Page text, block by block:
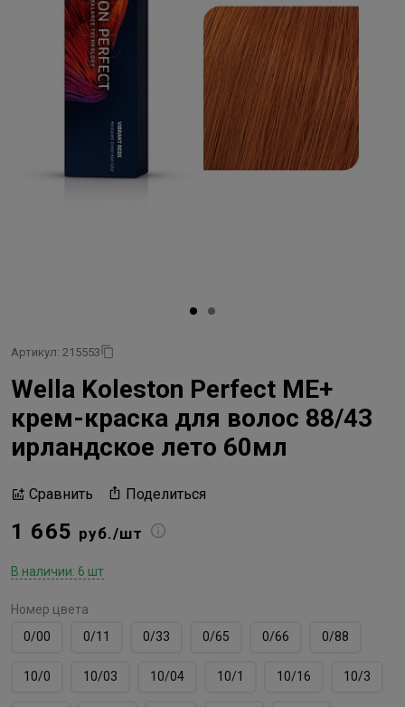
Артикул: 215553
Wella Koleston Perfect ME+
крем-краска для волос 88/43
ирландское лето 60мл
Сравнить Поделиться
1 665 руб./шт
В наличии: 6 шт
Номер цвета
0/00
0/11 0/33 0/65 0/66 0/88
10/0 10/03 10/04 10/1 10/16 10/3